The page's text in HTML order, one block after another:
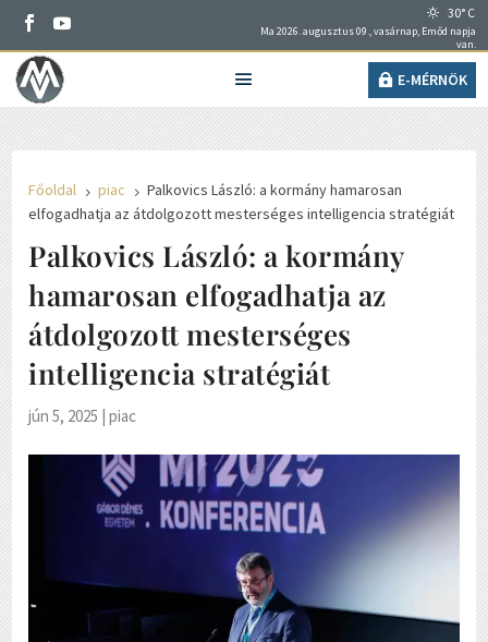
30° C
Ma 2026. augusztus 09., vasárnap, Emőd napja
van.
E-MÉRNÖK
Főoldal 5 piac 5 Palkovics László: a kormány hamarosan
elfogadhatja az átdolgozott mesterséges intelligencia stratégiát
Palkovics László: a kormány
hamarosan elfogadhatja az
átdolgozott mesterséges
intelligencia stratégiát
jún 5, 2025 |piac